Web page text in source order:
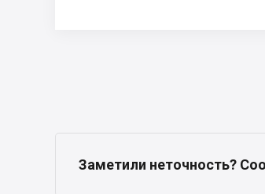
Заметили неточность?